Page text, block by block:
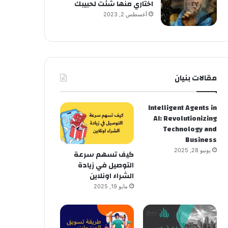
اختاري منها شئت لحبيبك
أغسطس 2, 2023
مقالات بنيان
Intelligent Agents in
AI: Revolutionizing
Technology and
Business
يونيو 28, 2025
كيف تسهم سرعة
التوصيل في زيادة
الشراء اونلاين
مايو 19, 2025